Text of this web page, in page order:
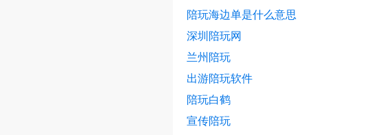
陪玩海边单是什么意思
深圳陪玩网
兰州陪玩
出游陪玩软件
陪玩白鹤
宣传陪玩